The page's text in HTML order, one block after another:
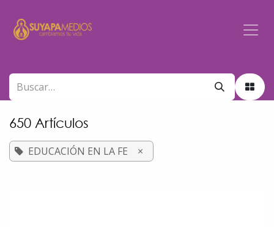
650 Artículos
EDUCACIÓN EN LA FE ×